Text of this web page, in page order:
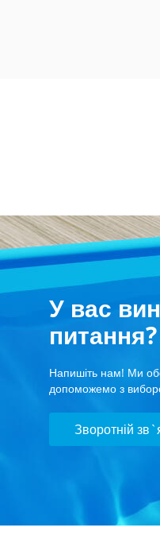
У вас
питання?
Напишіть нам! Ми
допоможемо з
Зворотній